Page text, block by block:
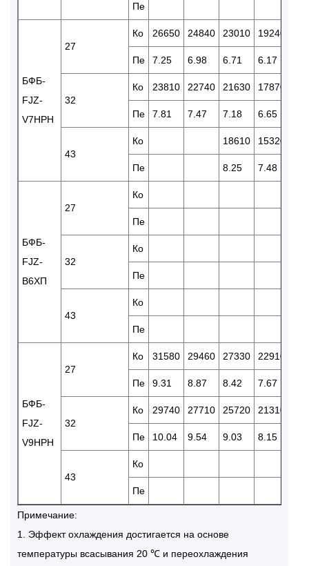
Пе
БФБ-
FJZ-
V7HPH
27
Ко 26650 24840 23010 19240
Пе 7.25 6.98 6.71 6.17
32
Ко 23810 22740 21630 17870
Пе 7.81 7.47 7.18 6.65
43
Ко 18610 15320
Пе 8.25 7.48
БФБ-
FJZ-
В6ХП
27
Ко
Пе
32
Ко
Пе
43
Ко
Пе
БФБ-
FJZ-
V9HPH
27
Ко 31580 29460 27330 22910
Пе 9.31 8.87 8.42 7.67
32
Ко 29740 27710 25720 21310
Пе 10.04 9.54 9.03 8.15
43
Ко
Пе
Примечание:
1. Эффект охлаждения достигается на основе
температуры всасывания 20 ℃ и переохлаждения